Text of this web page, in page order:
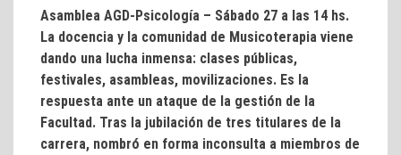
Asamblea AGD-Psicología – Sábado 27 a las 14 hs.
La docencia y la comunidad de Musicoterapia viene
dando una lucha inmensa: clases públicas,
festivales, asambleas, movilizaciones. Es la
respuesta ante un ataque de la gestión de la
Facultad. Tras la jubilación de tres titulares de la
carrera, nombró en forma inconsulta a miembros de